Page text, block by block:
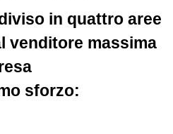
in quattro aree
venditore massima
sforzo: